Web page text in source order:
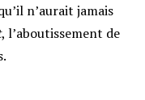
n’aurait jamais
, l’aboutissement de